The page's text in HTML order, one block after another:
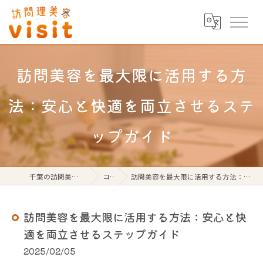
訪問美容を最大限に活用する方
法：安心と快適を両立させるステ
ップガイド
千葉の訪問美容なら訪問理美容visit コラム 訪問美容を最大限に活用する方法：安心と快適を両立させるステップガイド
訪問美容を最大限に活用する方法：安心と快
適を両立させるステップガイド
2025/02/05